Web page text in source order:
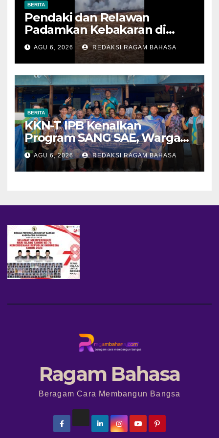
BERITA
Pendaki dan Relawan
Padamkan Kebakaran di
Alun-alun Suryakencana
Sebelum Meluas
AGU 6, 2026 REDAKSI RAGAM BAHASA
BERITA
KKN-T IPB Kenalkan
Program SANG SAE, Warga
Desa Sangrawayang Diajak
Ubah Sampah Jadi Bernilai
Ekonomi
AGU 6, 2026 REDAKSI RAGAM BAHASA
Ragam Bahasa
Beragam Cara Membangun Bangsa